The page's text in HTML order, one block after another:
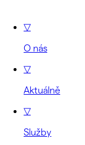
▽
O nás
▽
Aktuálně
▽
Služby